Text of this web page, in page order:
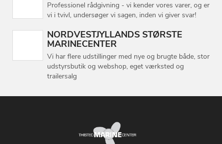
Professionel rådgivning - vi kender vores varer, og er
vi i tvivl, undersøger vi sagen, inden vi giver svar!
NORDVESTJYLLANDS STØRSTE
MARINECENTER
Vi har flere udstillinger med nye og brugte både, stor
udstyrsbutik og webshop, eget værksted og
trailersalg